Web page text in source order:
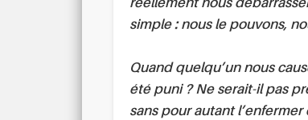
réellement nous
simple : nous le pouvons,
Quand quelqu’un nous
été puni ? Ne serait-il pas
sans pour autant